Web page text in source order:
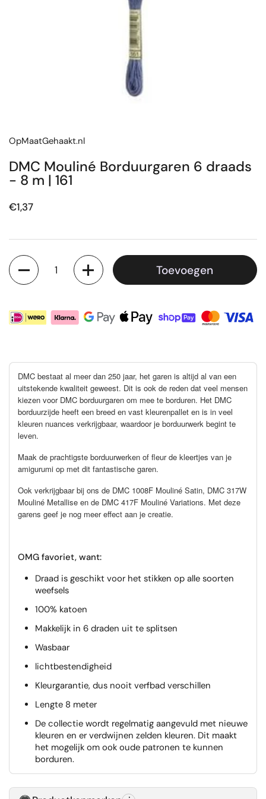
OpMaatGehaakt.nl
DMC Mouliné Borduurgaren 6 draads
- 8 m | 161
Prijs:
€1,37
Aantal
Toevoegen
DMC bestaat al meer dan 250 jaar, het garen is altijd al van een
uitstekende kwaliteit geweest. Dit is ook de reden dat veel mensen
kiezen voor DMC borduurgaren om mee te borduren. Het DMC
borduurzijde heeft een breed en vast kleurenpallet en is in veel
kleuren nuances verkrijgbaar, waardoor je borduurwerk begint te
leven.
Maak de prachtigste borduurwerken of fleur de kleertjes van je
amigurumi op met dit fantastische garen.
Ook verkrijgbaar bij ons de DMC 1008F Mouliné Satin, DMC 317W
Mouliné Metallise en de DMC 417F Mouliné Variations. Met deze
garens geef je nog meer effect aan je creatie.
OMG favoriet, want:
Draad is geschikt voor het stikken op alle soorten
weefsels
100% katoen
Makkelijk in 6 draden uit te splitsen
Wasbaar
lichtbestendigheid
Kleurgarantie, dus nooit verfbad verschillen
Lengte 8 meter
De collectie wordt regelmatig aangevuld met nieuwe
kleuren en er verdwijnen zelden kleuren. Dit maakt
het mogelijk om ook oude patronen te kunnen
borduren.